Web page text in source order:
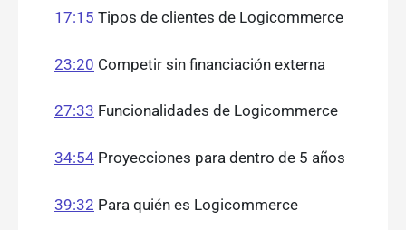
17:15 Tipos de clientes de Logicommerce
23:20 Competir sin financiación externa
27:33 Funcionalidades de Logicommerce
34:54 Proyecciones para dentro de 5 años
39:32 Para quién es Logicommerce